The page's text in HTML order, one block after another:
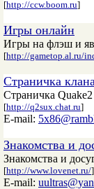
[http://ccw.boom.ru]
Игры онлайн
Игры на флэш и
[http://gametop.al.ru/
Страничка
Страничка
[http://q2sux.chat.ru]
E-mail:
Знакомства и
Знакомства и
[http://www.lovenet.ru/]
E-mail: